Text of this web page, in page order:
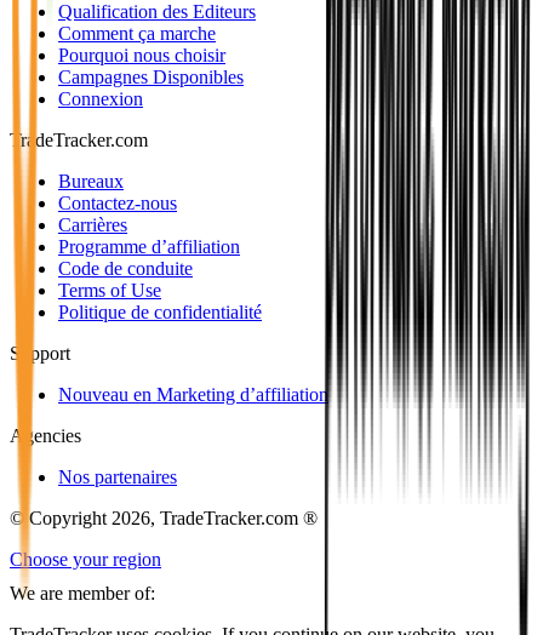
Qualification des Editeurs
Comment ça marche
Pourquoi nous choisir
Campagnes Disponibles
Connexion
TradeTracker.com
Bureaux
Contactez-nous
Carrières
Programme d’affiliation
Code de conduite
Terms of Use
Politique de confidentialité
Support
Nouveau en Marketing d’affiliation
Agencies
Nos partenaires
© Copyright 2026, TradeTracker.com ®
Choose your region
We are member of: